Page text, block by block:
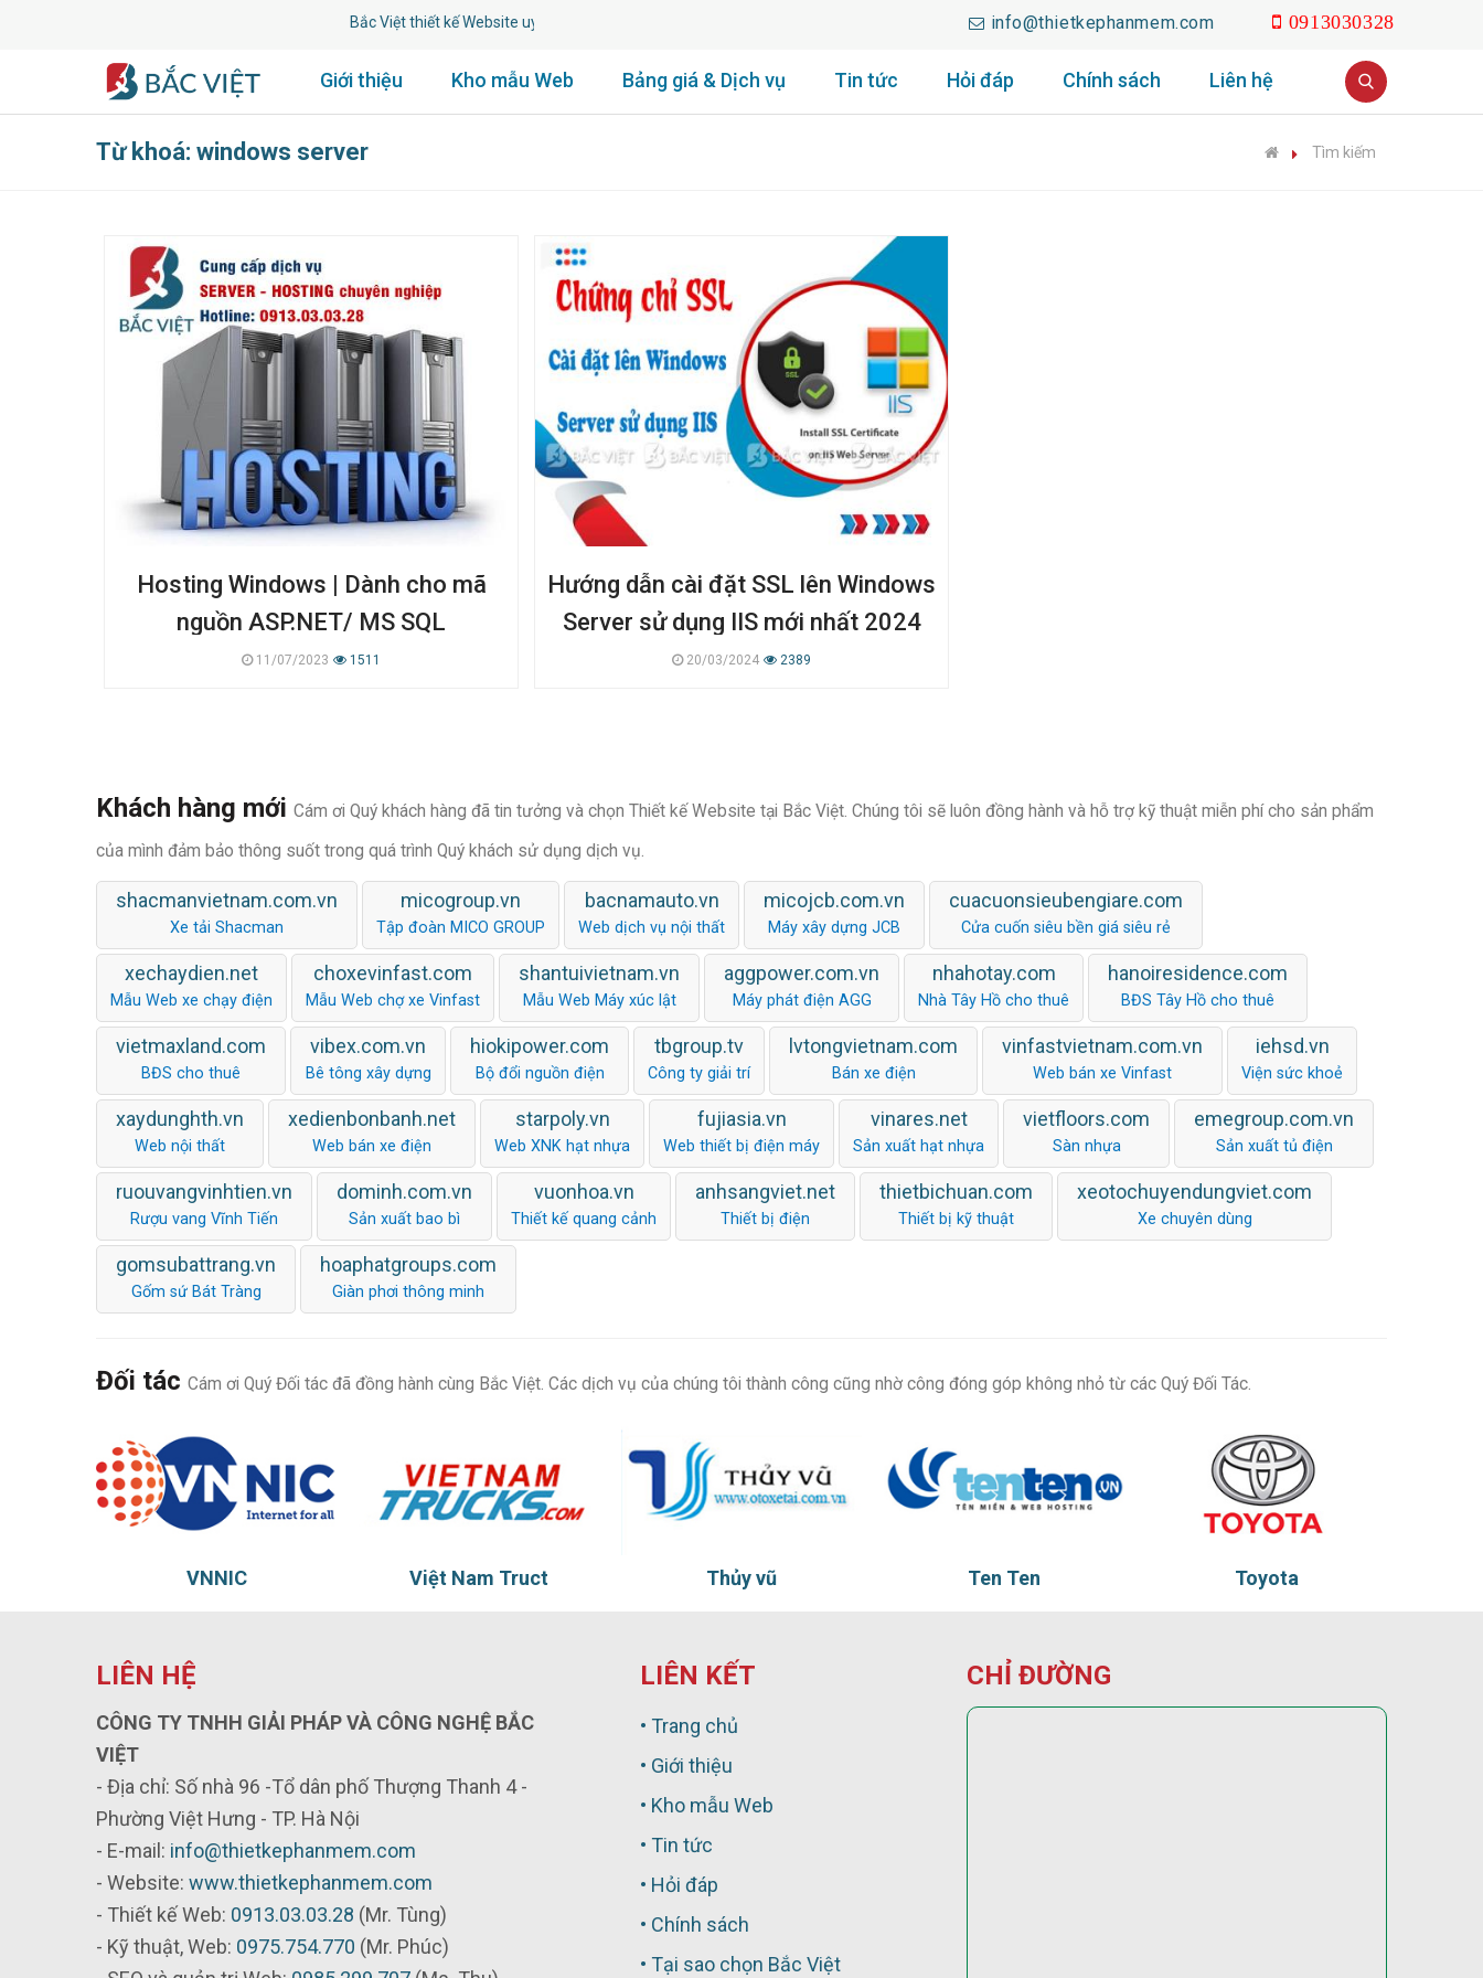
Bắc Việt thiết kế Website uy tín lâu năm. info@thietkephanmem.com 0913030328
Giới thiệu Kho mẫu Web Bảng giá & Dịch vụ Tin tức Hỏi đáp Chính sách Liên hệ
Từ khoá: windows server Tìm kiếm
Hosting Windows | Dành cho mã
nguồn ASP.NET/ MS SQL
11/07/2023 1511
Hướng dẫn cài đặt SSL lên Windows
Server sử dụng IIS mới nhất 2024
20/03/2024 2389
Khách hàng mới Cám ơi Quý khách hàng đã tin tưởng và chọn Thiết kế Website tại Bắc Việt. Chúng tôi sẽ luôn đồng hành và hỗ trợ kỹ thuật miễn phí cho sản phẩm
của mình đảm bảo thông suốt trong quá trình Quý khách sử dụng dịch vụ.
shacmanvietnam.com.vn
Xe tải Shacman
micogroup.vn
Tập đoàn MICO GROUP
bacnamauto.vn
Web dịch vụ nội thất
micojcb.com.vn
Máy xây dựng JCB
cuacuonsieubengiare.com
Cửa cuốn siêu bền giá siêu rẻ
xechaydien.net
Mẫu Web xe chạy điện
choxevinfast.com
Mẫu Web chợ xe Vinfast
shantuivietnam.vn
Mẫu Web Máy xúc lật
aggpower.com.vn
Máy phát điện AGG
nhahotay.com
Nhà Tây Hồ cho thuê
hanoiresidence.com
BĐS Tây Hồ cho thuê
vietmaxland.com
BĐS cho thuê
vibex.com.vn
Bê tông xây dựng
hiokipower.com
Bộ đổi nguồn điện
tbgroup.tv
Công ty giải trí
lvtongvietnam.com
Bán xe điện
vinfastvietnam.com.vn
Web bán xe Vinfast
iehsd.vn
Viện sức khoẻ
xaydunghth.vn
Web nội thất
xedienbonbanh.net
Web bán xe điện
starpoly.vn
Web XNK hạt nhựa
fujiasia.vn
Web thiết bị điện máy
vinares.net
Sản xuất hạt nhựa
vietfloors.com
Sàn nhựa
emegroup.com.vn
Sản xuất tủ điện
ruouvangvinhtien.vn
Rượu vang Vĩnh Tiến
dominh.com.vn
Sản xuất bao bì
vuonhoa.vn
Thiết kế quang cảnh
anhsangviet.net
Thiết bị điện
thietbichuan.com
Thiết bị kỹ thuật
xeotochuyendungviet.com
Xe chuyên dùng
gomsubattrang.vn
Gốm sứ Bát Tràng
hoaphatgroups.com
Giàn phơi thông minh
Đối tác Cám ơi Quý Đối tác đã đồng hành cùng Bắc Việt. Các dịch vụ của chúng tôi thành công cũng nhờ công đóng góp không nhỏ từ các Quý Đối Tác.
Việt Nam Truct Thủy vũ Ten Ten Toyota Tadu
LIÊN HỆ
CÔNG TY TNHH GIẢI PHÁP VÀ CÔNG NGHỆ BẮC
VIỆT
- Địa chỉ: Số nhà 96 -Tổ dân phố Thượng Thanh 4 -
Phường Việt Hưng - TP. Hà Nội
- E-mail: info@thietkephanmem.com
- Website: www.thietkephanmem.com
- Thiết kế Web: 0913.03.03.28 (Mr. Tùng)
- Kỹ thuật, Web: 0975.754.770 (Mr. Phúc)
LIÊN KẾT
• Trang chủ
• Giới thiệu
• Kho mẫu Web
• Tin tức
• Hỏi đáp
• Chính sách
• Tại sao chọn Bắc Việt
CHỈ ĐƯỜNG